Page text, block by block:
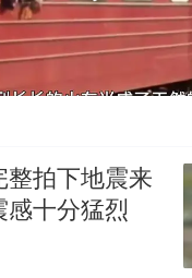
整拍下地震来
感十分猛烈